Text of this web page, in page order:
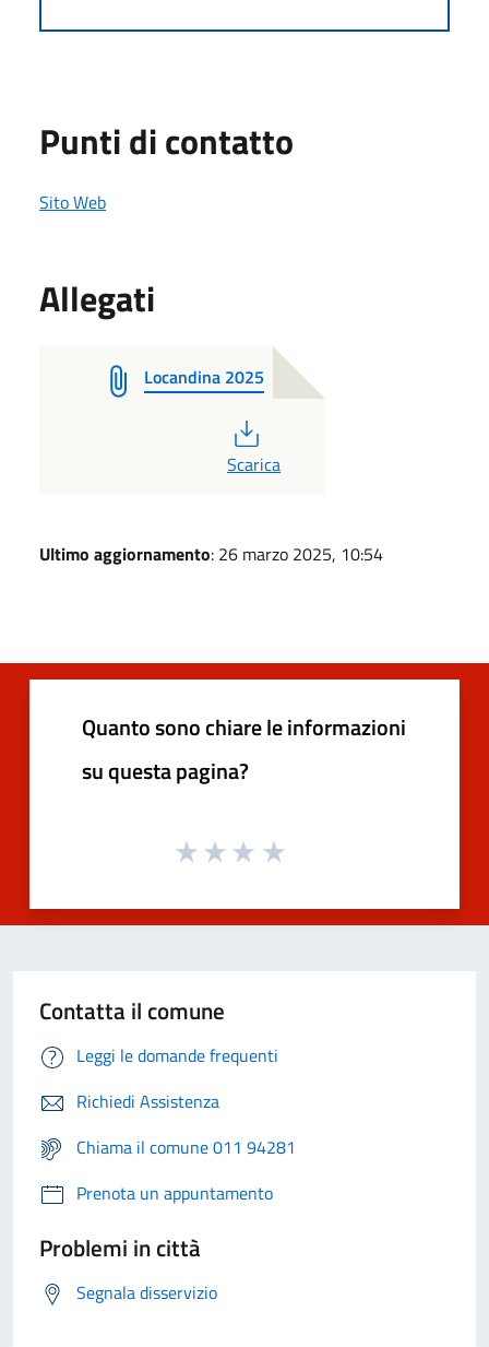
Punti di contatto
Sito Web
Allegati
Locandina 2025
PDF
Scarica
Ultimo aggiornamento: 26 marzo 2025, 10:54
Quanto sono chiare le informazioni
su questa pagina?
Contatta il comune
Leggi le domande frequenti
Richiedi Assistenza
Chiama il comune 011 94281
Prenota un appuntamento
Problemi in città
Segnala disservizio